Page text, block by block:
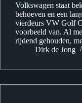
Volkswagen staat
behoeven en een
vierdeurs VW Golf
voorbeeld van. Al
rijdend gehouden,
Dirk de Jong